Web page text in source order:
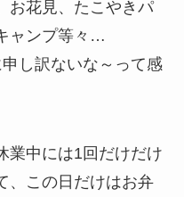
お花見、たこやきパ
ャンプ等々…
し訳ないな～って感
業中には1回だけだけ
、この日だけはお弁